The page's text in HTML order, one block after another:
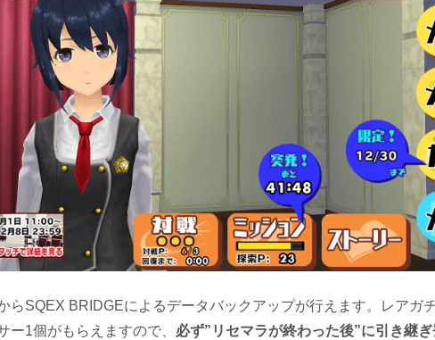
らSQEX BRIDGEによるデータバックアップが行えます。レアガ
ー1個がもらえますので、 必ず”リセマラが終わった後”に引き継